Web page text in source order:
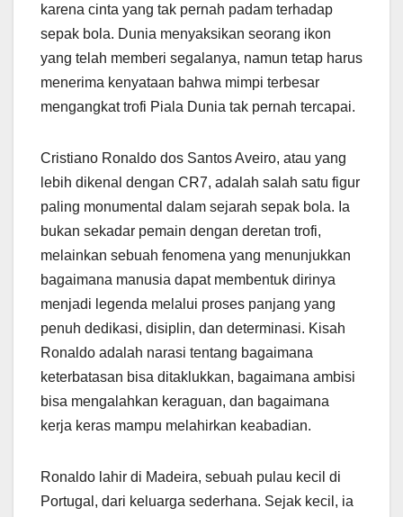
karena cinta yang tak pernah padam terhadap
sepak bola. Dunia menyaksikan seorang ikon
yang telah memberi segalanya, namun tetap harus
menerima kenyataan bahwa mimpi terbesar
mengangkat trofi Piala Dunia tak pernah tercapai.
Cristiano Ronaldo dos Santos Aveiro, atau yang
lebih dikenal dengan CR7, adalah salah satu figur
paling monumental dalam sejarah sepak bola. Ia
bukan sekadar pemain dengan deretan trofi,
melainkan sebuah fenomena yang menunjukkan
bagaimana manusia dapat membentuk dirinya
menjadi legenda melalui proses panjang yang
penuh dedikasi, disiplin, dan determinasi. Kisah
Ronaldo adalah narasi tentang bagaimana
keterbatasan bisa ditaklukkan, bagaimana ambisi
bisa mengalahkan keraguan, dan bagaimana
kerja keras mampu melahirkan keabadian.
Ronaldo lahir di Madeira, sebuah pulau kecil di
Portugal, dari keluarga sederhana. Sejak kecil, ia